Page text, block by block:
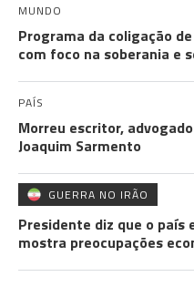
MUNDO
Programa da coligação
com foco na soberania e
PAÍS
Morreu escritor,
Joaquim Sarmento
GUERRA NO IRÃO
Presidente diz que o
mostra preocupações